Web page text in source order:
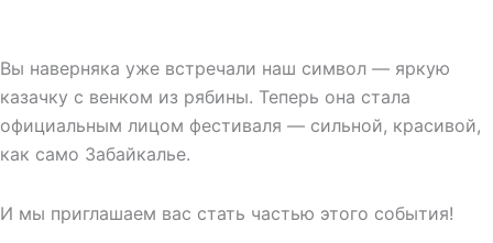
Вы наверняка уже встречали наш символ — яркую
казачку с венком из рябины. Теперь она стала
официальным лицом фестиваля — сильной, красивой,
как само Забайкалье.
И мы приглашаем вас стать частью этого события!